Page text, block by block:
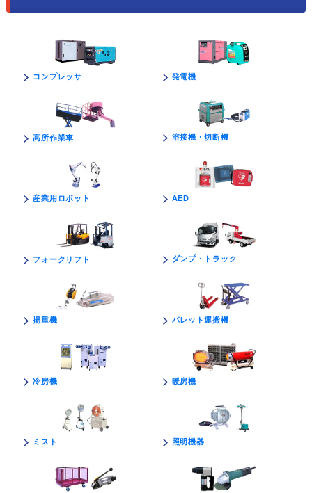
コンプレッサ 発電機
高所作業車 溶接機・切断機
産業用ロボット AED
フォークリフト ダンプ・トラック
揚重機 パレット運搬機
冷房機 暖房機
ミスト 照明機器